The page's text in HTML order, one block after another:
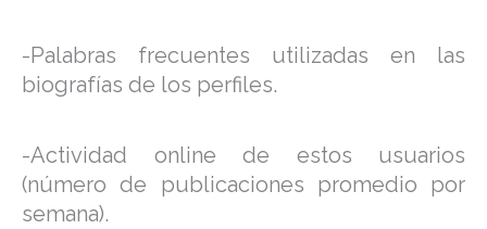
-Palabras frecuentes utilizadas en las
biografías de los perfiles.
-Actividad online de estos usuarios
(número de publicaciones promedio por
semana).